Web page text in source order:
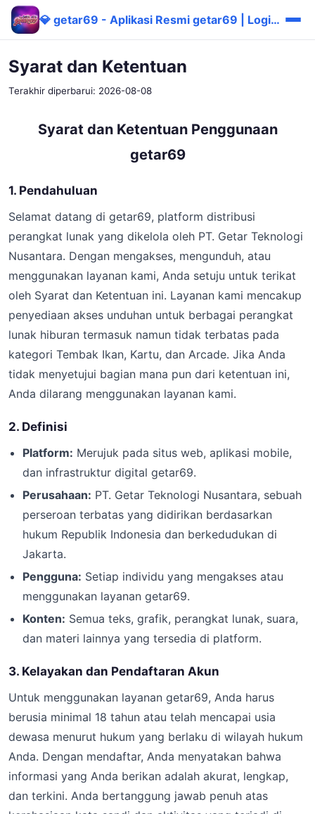
💎 getar69 - Aplikasi Resmi getar69 | Login & Download Mudah
Syarat dan Ketentuan
Terakhir diperbarui: 2026-08-08
Syarat dan Ketentuan Penggunaan
getar69
1. Pendahuluan
Selamat datang di getar69, platform distribusi
perangkat lunak yang dikelola oleh PT. Getar Teknologi
Nusantara. Dengan mengakses, mengunduh, atau
menggunakan layanan kami, Anda setuju untuk terikat
oleh Syarat dan Ketentuan ini. Layanan kami mencakup
penyediaan akses unduhan untuk berbagai perangkat
lunak hiburan termasuk namun tidak terbatas pada
kategori Tembak Ikan, Kartu, dan Arcade. Jika Anda
tidak menyetujui bagian mana pun dari ketentuan ini,
Anda dilarang menggunakan layanan kami.
2. Definisi
Platform: Merujuk pada situs web, aplikasi mobile,
dan infrastruktur digital getar69.
Perusahaan: PT. Getar Teknologi Nusantara, sebuah
perseroan terbatas yang didirikan berdasarkan
hukum Republik Indonesia dan berkedudukan di
Jakarta.
Pengguna: Setiap individu yang mengakses atau
menggunakan layanan getar69.
Konten: Semua teks, grafik, perangkat lunak, suara,
dan materi lainnya yang tersedia di platform.
3. Kelayakan dan Pendaftaran Akun
Untuk menggunakan layanan getar69, Anda harus
berusia minimal 18 tahun atau telah mencapai usia
dewasa menurut hukum yang berlaku di wilayah hukum
Anda. Dengan mendaftar, Anda menyatakan bahwa
informasi yang Anda berikan adalah akurat, lengkap,
dan terkini. Anda bertanggung jawab penuh atas